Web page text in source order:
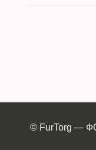
© FurTorg —